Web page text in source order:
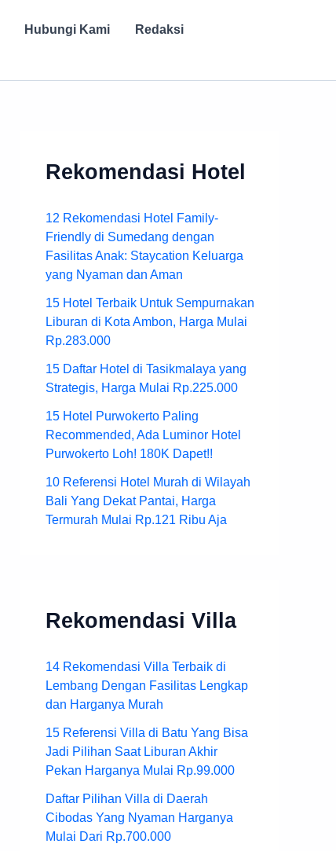
Hubungi Kami
Redaksi
Rekomendasi Hotel
12 Rekomendasi Hotel Family-
Friendly di Sumedang dengan
Fasilitas Anak: Staycation Keluarga
yang Nyaman dan Aman
15 Hotel Terbaik Untuk Sempurnakan
Liburan di Kota Ambon, Harga Mulai
Rp.283.000
15 Daftar Hotel di Tasikmalaya yang
Strategis, Harga Mulai Rp.225.000
15 Hotel Purwokerto Paling
Recommended, Ada Luminor Hotel
Purwokerto Loh! 180K Dapet!!
10 Referensi Hotel Murah di Wilayah
Bali Yang Dekat Pantai, Harga
Termurah Mulai Rp.121 Ribu Aja
Rekomendasi Villa
14 Rekomendasi Villa Terbaik di
Lembang Dengan Fasilitas Lengkap
dan Harganya Murah
15 Referensi Villa di Batu Yang Bisa
Jadi Pilihan Saat Liburan Akhir
Pekan Harganya Mulai Rp.99.000
Daftar Pilihan Villa di Daerah
Cibodas Yang Nyaman Harganya
Mulai Dari Rp.700.000